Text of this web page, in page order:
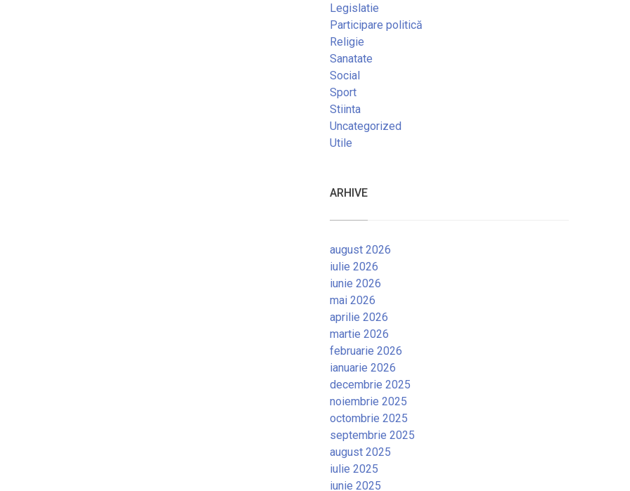
Legislatie
Participare politică
Religie
Sanatate
Social
Sport
Stiinta
Uncategorized
Utile
ARHIVE
august 2026
iulie 2026
iunie 2026
mai 2026
aprilie 2026
martie 2026
februarie 2026
ianuarie 2026
decembrie 2025
noiembrie 2025
octombrie 2025
septembrie 2025
august 2025
iulie 2025
iunie 2025